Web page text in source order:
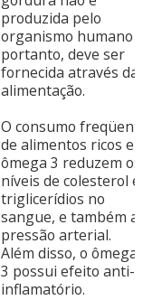
produzida pelo
organismo humano
portanto, deve ser
fornecida através da
alimentação.
O consumo
de alimentos ricos
ômega 3 reduzem os
níveis de colesterol e
triglicerídios no
sangue, e também a
pressão arterial.
Além disso, o ômega
3 possui efeito anti-
inflamatório.